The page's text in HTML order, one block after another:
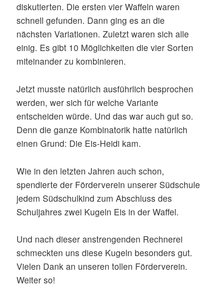
diskutierten. Die ersten vier Waffeln waren
schnell gefunden. Dann ging es an die
nächsten Variationen. Zuletzt waren sich alle
einig. Es gibt 10 Möglichkeiten die vier Sorten
miteinander zu kombinieren.
Jetzt musste natürlich ausführlich besprochen
werden, wer sich für welche Variante
entscheiden würde. Und das war auch gut so.
Denn die ganze Kombinatorik hatte natürlich
einen Grund: Die Eis-Heidi kam.
Wie in den letzten Jahren auch schon,
spendierte der Förderverein unserer Südschule
jedem Südschulkind zum Abschluss des
Schuljahres zwei Kugeln Eis in der Waffel.
Und nach dieser anstrengenden Rechnerei
schmeckten uns diese Kugeln besonders gut.
Vielen Dank an unseren tollen Förderverein.
Weiter so!